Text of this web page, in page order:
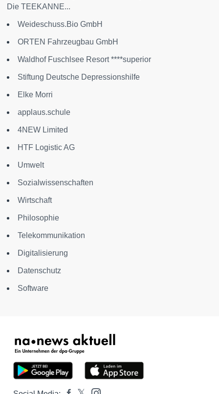
Die TEEKANNE...
Weideschuss.Bio GmbH
ORTEN Fahrzeugbau GmbH
Waldhof Fuschlsee Resort ****superior
Stiftung Deutsche Depressionshilfe
Elke Morri
applaus.schule
4NEW Limited
HTF Logistic AG
Umwelt
Sozialwissenschaften
Wirtschaft
Philosophie
Telekommunikation
Digitalisierung
Datenschutz
Software